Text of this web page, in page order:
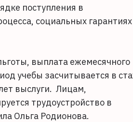
поступления в
социальных
выплата ежемесячного
учебы засчитывается в
выслуги. Лицам,
трудоустройство в
Ольга Родионова.